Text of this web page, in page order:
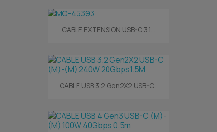
CABLE EXTENSION USB-C 3.1...
CABLE USB 3.2 Gen2X2 USB-C...